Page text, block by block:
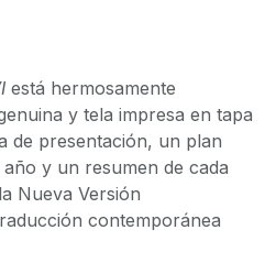
está hermosamente
y tela impresa en tapa
de presentación, un plan
y un resumen de cada
Nueva Versión
contemporánea